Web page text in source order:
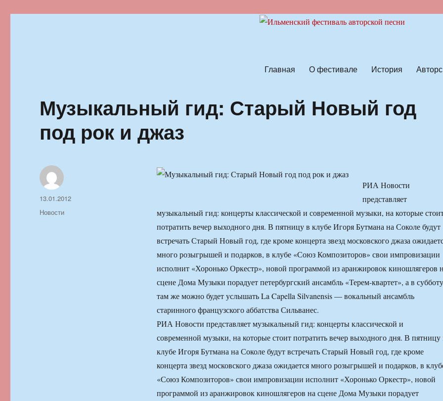
Главная О фестивале История
Музыкальный гид: Старый Новый год
под рок и джаз
РИА Новости
представляет
музыкальный гид: концерты классической и современной музыки, на которые
потратить вечер выходного дня. В пятницу в клубе Игоря Бутмана на Соколе будут
встречать Старый Новый год, где кроме концерта звезд московского джаза
много розыгрышей и подарков, в клубе «Союз Композиторов» свои импровизации
исполнит «Хоронько Оркестр», новой программой из аранжировок киношлягеров
сцене Дома Музыки порадует петербургский ансамбль «Терем-квартет», а в субботу
там же можно будет услышать La Capella Silvanensis — вокальный ансамбль
старинного французского аббатства Сильванес.
РИА Новости представляет музыкальный гид: концерты классической и
современной музыки, на которые стоит потратить вечер выходного дня. В пятницу
клубе Игоря Бутмана на Соколе будут встречать Старый Новый год, где кроме
концерта звезд московского джаза ожидается много розыгрышей и подарков, в
«Союз Композиторов» свои импровизации исполнит «Хоронько Оркестр», новой
программой из аранжировок киношлягеров на сцене Дома Музыки порадует
Автор
Опубликовано
13.01.2012
Рубрики
Новости